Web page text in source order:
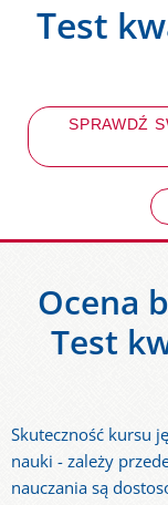
Test
SPRAWDŹ
Ocena
Test
Skuteczność kursu
nauki - zależy
nauczania są